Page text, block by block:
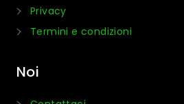
Privacy
Termini e condizioni
Noi